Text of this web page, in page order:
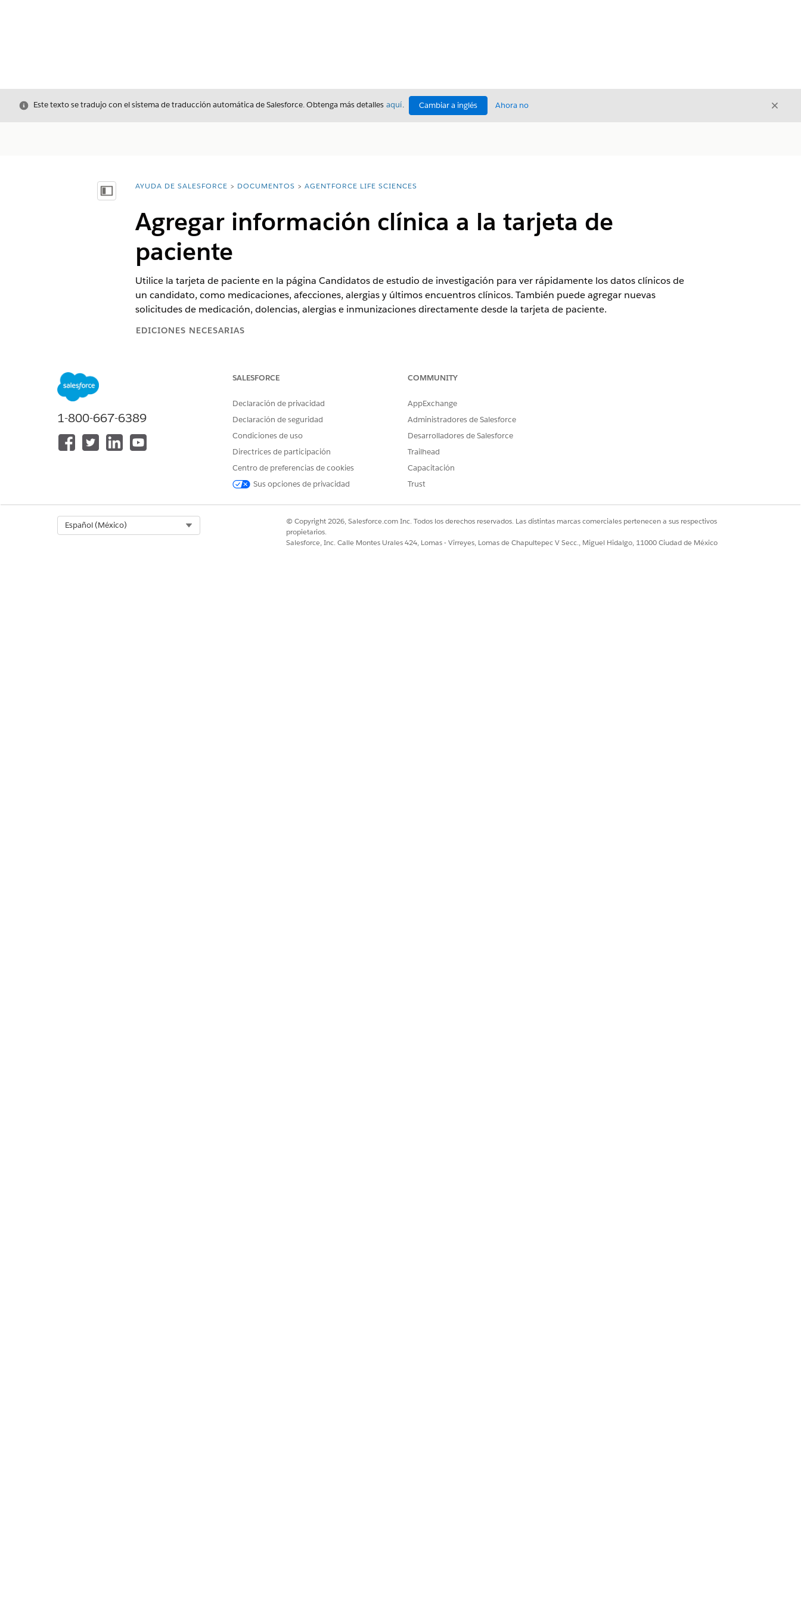
Cerrar
Este texto se tradujo con el sistema de traducción automática de Salesforce. Obtenga más detalles aquí. Cambiar a inglés Ahora no Cerrar
Mostrar índice de materias
Usted está aquí:
AYUDA DE SALESFORCE DOCUMENTOS AGENTFORCE LIFE SCIENCES
Agregar información clínica a la tarjeta de
paciente
Utilice la tarjeta de paciente en la página Candidatos de estudio de investigación para ver rápidamente los datos clínicos de
un candidato, como medicaciones, afecciones, alergias y últimos encuentros clínicos. También puede agregar nuevas
solicitudes de medicación, dolencias, alergias e inmunizaciones directamente desde la tarjeta de paciente.
EDICIONES NECESARIAS
EnterpriseEdition y
Edition con Life Sciences Cloud o Health Cloud y la licencia complementaria Inscripción de
PERMISOS DE USUARIO NECESARIOS
Para ver y gestionar datos para ensayos clínicos:
Gerente de ensayos clínicos
Coordinador de ensayos clínicos
Desde el Iniciador de aplicación, busque y seleccione Excelencia clínica
Para agregar una solicitud de medicación en la tarjeta de paciente:
Haga clic en Agregar nueva medicación.
Seleccione el estado de la solicitud.
1-800-667-6389
SALESFORCE
Declaración de privacidad
Declaración de seguridad
Condiciones de uso
Directrices de participación
Centro de preferencias de cookies
Sus opciones de privacidad
COMMUNITY
AppExchange
Administradores de Salesforce
Desarrolladores de Salesforce
Trailhead
Capacitación
Trust
Español (México)
© Copyright 2026, Salesforce.com Inc. Todos los derechos reservados. Las distintas marcas comerciales pertenecen a sus respectivos
propietarios.
Salesforce, Inc. Calle Montes Urales 424, Lomas - Virreyes, Lomas de Chapultepec V Secc., Miguel Hidalgo, 11000 Ciudad de México